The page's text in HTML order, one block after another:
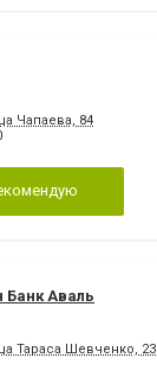
Чапаева, 84
Аваль
Тараса Шевченко, 23